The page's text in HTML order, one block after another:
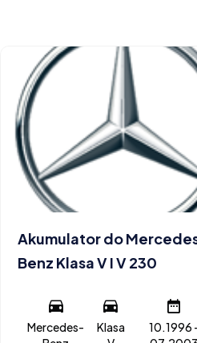
Akumulator do
Benz Klasa V I V 230
Mercedes-
Klasa
10.1996